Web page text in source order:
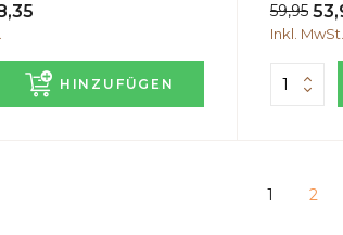
HINZUFÜGEN
59,95
Inkl. MwSt.
1 2